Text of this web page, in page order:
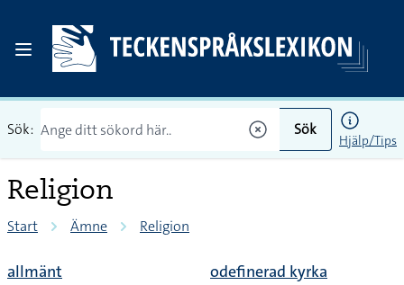
Sök: Sök
Hjälp/Tips
Religion
Start Ämne Religion
allmänt
odefinerad kyrka